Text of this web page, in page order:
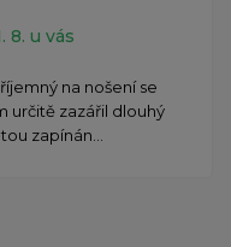
8. u vás
na nošení se
určitě zazářil dlouhý
zapínán...